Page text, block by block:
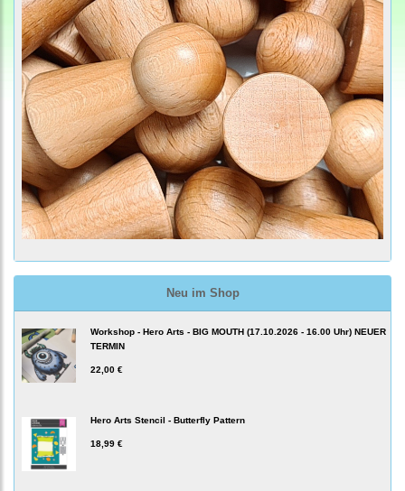
Neu im Shop
Workshop - Hero Arts - BIG MOUTH (17.10.2026 - 16.00 Uhr) NEUER
TERMIN
22,00 €
Hero Arts Stencil - Butterfly Pattern
18,99 €